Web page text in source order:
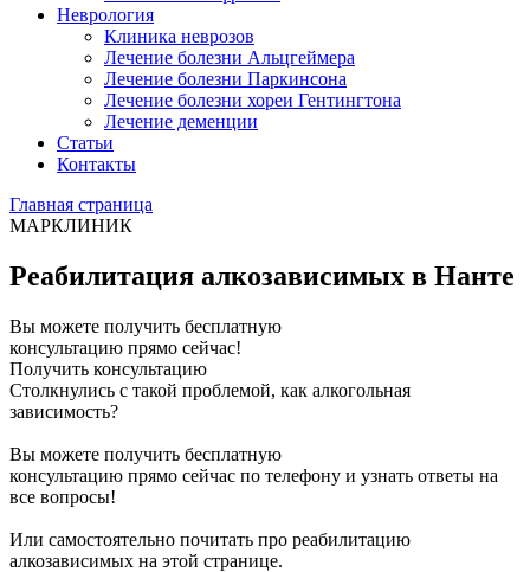
Неврология
Клиника неврозов
Лечение болезни Альцгеймера
Лечение болезни Паркинсона
Лечение болезни хореи Гентингтона
Лечение деменции
Статьи
Контакты
Главная страница
МАРКЛИНИК
Реабилитация алкозависимых в Нанте
Вы можете получить бесплатную
консультацию прямо сейчас!
Получить консультацию
Столкнулись с такой проблемой, как алкогольная
зависимость?
Вы можете получить бесплатную
консультацию прямо сейчас по телефону и узнать ответы на
все вопросы!
Или самостоятельно почитать про реабилитацию
алкозависимых на этой странице.